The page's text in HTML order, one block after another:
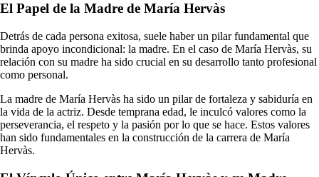
El Papel de la Madre de María Hervàs
Detrás de cada persona exitosa, suele haber un pilar fundamental que
brinda apoyo incondicional: la madre. En el caso de María Hervàs, su
relación con su madre ha sido crucial en su desarrollo tanto profesional
como personal.
La madre de María Hervàs ha sido un pilar de fortaleza y sabiduría en
la vida de la actriz. Desde temprana edad, le inculcó valores como la
perseverancia, el respeto y la pasión por lo que se hace. Estos valores
han sido fundamentales en la construcción de la carrera de María
Hervàs.